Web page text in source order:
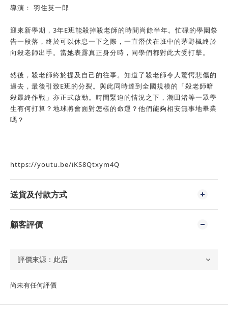
導演： 羽住英一郎
迎來新學期，3年E班能殺掉殺老師的時間尚餘半年。忙碌的學園祭
告一段落，終於可以休息一下之際，一直潛伏在班中的茅野楓終於
向殺老師出手。當她表露真正身分時，同學們都對此大受打擊。
然後，殺老師終於提及自己的往事。知道了殺老師令人驚愕悲傷的
過去，最後引致E班的分裂。與此同時達到全國規模的「殺老師暗
殺最終作戰」亦正式啟動。時間緊迫的情況之下，潮田渚等一眾學
生有何打算？地球將會面對怎樣的命運？他們能夠相安無事地畢業
嗎？
https://youtu.be/iKS8Qtxym4Q
送貨及付款方式
顧客評價
尚未有任何評價